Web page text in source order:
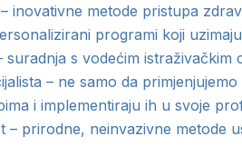
inovativne metode pristupa
programi koji
suradnja s vodećim istraživačkim
– ne samo da
i implementiraju ih u svoje
– prirodne, neinvazivne metode